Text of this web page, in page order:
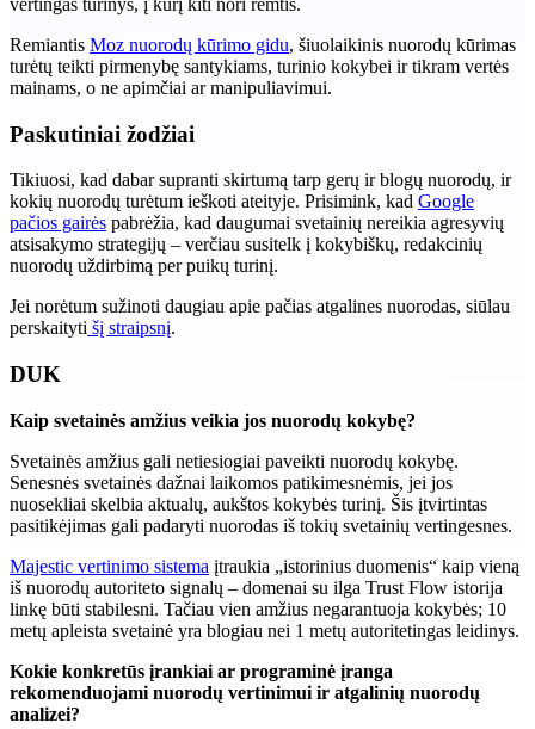
vertingas turinys, į kurį kiti nori remtis.
Remiantis Moz nuorodų kūrimo gidu, šiuolaikinis nuorodų kūrimas
turėtų teikti pirmenybę santykiams, turinio kokybei ir tikram vertės
mainams, o ne apimčiai ar manipuliavimui.
Paskutiniai žodžiai
Tikiuosi, kad dabar supranti skirtumą tarp gerų ir blogų nuorodų, ir
kokių nuorodų turėtum ieškoti ateityje. Prisimink, kad Google
pačios gairės pabrėžia, kad daugumai svetainių nereikia agresyvių
atsisakymo strategijų – verčiau susitelk į kokybiškų, redakcinių
nuorodų uždirbimą per puikų turinį.
Jei norėtum sužinoti daugiau apie pačias atgalines nuorodas, siūlau
perskaityti šį straipsnį.
DUK
Kaip svetainės amžius veikia jos nuorodų kokybę?
Svetainės amžius gali netiesiogiai paveikti nuorodų kokybę.
Senesnės svetainės dažnai laikomos patikimesnėmis, jei jos
nuosekliai skelbia aktualų, aukštos kokybės turinį. Šis įtvirtintas
pasitikėjimas gali padaryti nuorodas iš tokių svetainių vertingesnes.
Majestic vertinimo sistema įtraukia „istorinius duomenis“ kaip vieną
iš nuorodų autoriteto signalų – domenai su ilga Trust Flow istorija
linkę būti stabilesni. Tačiau vien amžius negarantuoja kokybės; 10
metų apleista svetainė yra blogiau nei 1 metų autoritetingas leidinys.
Kokie konkretūs įrankiai ar programinė įranga
rekomenduojami nuorodų vertinimui ir atgalinių nuorodų
analizei?